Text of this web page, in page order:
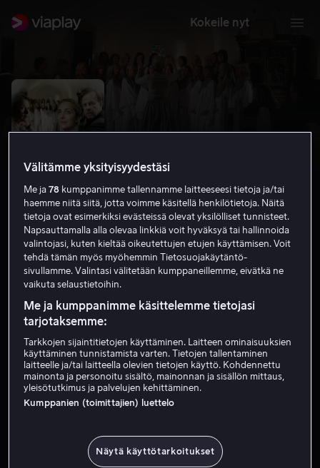
Kokeile nyt
Wallander: Kuoleman enkeli
Draama Rikoselokuvat
HD
Vuokraa 4,99 €
Osta 10,99 €
Kuoro esiintyy Ystadissa, mutta konsertin jälkeen yksi
Kuoro esiintyy Ystadissa, mutta konsertin jälkeen yksi
kuoron jäsenistä katoaa. Aluksi näyttää siltä, että hän on
Välitämme yksityisyydestäsi
Me ja78 kumppanimme tallennamme laitteeseesi tietoja ja/tai
haemme niitä siitä, jotta voimme käsitellä henkilötietoja. Näitä
tietoja ovat esimerkiksi evästeissä olevat yksilölliset tunnisteet.
Napsauttamalla alla olevaa linkkiä voit hyväksyä tai hallinnoida
valintojasi, kuten kieltää oikeutettujen etujen käyttämisen. Voit
tehdä tämän myös myöhemmin Tietosuojakäytäntö-
sivullamme. Valintasi välitetään kumppaneillemme, eivätkä ne
vaikuta selaustietoihin.
Me ja kumppanimme käsittelemme tietojasi
tarjotaksemme:
Tarkkojen sijaintitietojen käyttäminen. Laitteen ominaisuuksien
käyttäminen tunnistamista varten. Tietojen tallentaminen
laitteelle ja/tai laitteella olevien tietojen käyttö. Kohdennettu
mainonta ja personoitu sisältö, mainonnan ja sisällön mittaus,
yleisötutkimus ja palvelujen kehittäminen.
Kumppanien (toimittajien) luettelo
Näytä käyttötarkoitukset